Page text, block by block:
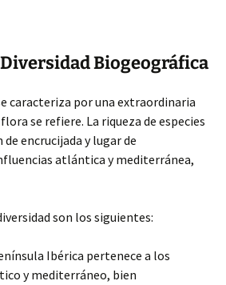
Biogeográfica
caracteriza por una extraordinaria
se refiere. La riqueza de especies
de encrucijada y lugar de
atlántica y mediterránea,
son los siguientes:
Ibérica pertenece a los
y mediterráneo, bien